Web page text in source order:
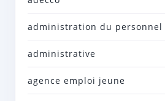
administration du personnel
administrative
agence emploi jeune